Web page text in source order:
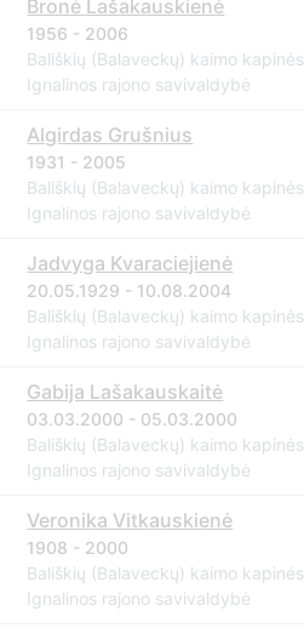
Bronė Lašakauskienė
1956 - 2006
Bališkių (Balaveckų) kaimo kapinės
Ignalinos rajono savivaldybė
Algirdas Grušnius
1931 - 2005
Bališkių (Balaveckų) kaimo kapinės
Ignalinos rajono savivaldybė
Jadvyga Kvaraciejienė
20.05.1929 - 10.08.2004
Bališkių (Balaveckų) kaimo kapinės
Ignalinos rajono savivaldybė
Gabija Lašakauskaitė
03.03.2000 - 05.03.2000
Bališkių (Balaveckų) kaimo kapinės
Ignalinos rajono savivaldybė
Veronika Vitkauskienė
1908 - 2000
Bališkių (Balaveckų) kaimo kapinės
Ignalinos rajono savivaldybė